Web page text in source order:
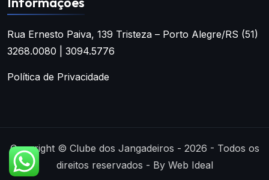
Rua Ernesto Paiva, 139 Tristeza – Porto Alegre/RS (51)
3268.0080 | 3094.5776
Política de Privacidade
Copyright © Clube dos Jangadeiros - 2026 - Todos os
direitos reservados - By Web Ideal